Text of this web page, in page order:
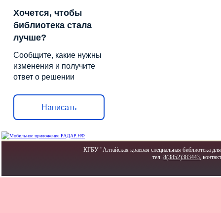
Хочется, чтобы
библиотека стала
лучше?
Сообщите, какие нужны
изменения и получите
ответ о решении
Написать
КГБУ "Алтайская краевая специальная библиотека
тел.8(3852)383443,